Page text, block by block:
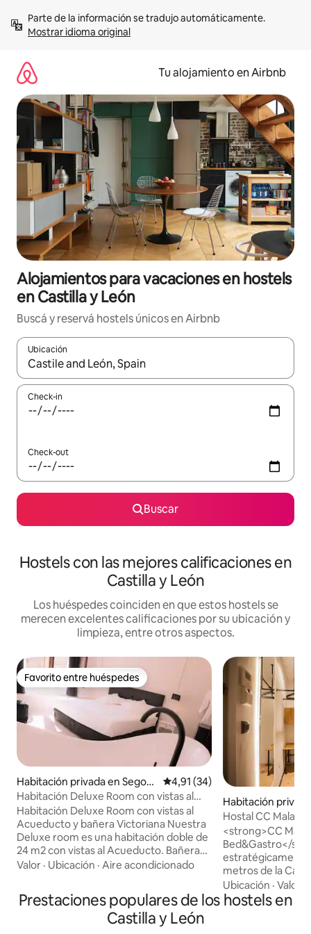
contenidoMostrar idioma original
Tu alojamiento en Airbnb
Alojamientos para vacaciones en hostels
en Castilla y León
Buscá y reservá hostels únicos en Airbnb
Ubicación
Cuando los resultados estén disponibles, navegá con las
Check-in
Check-out
Buscar
Hostels con las mejores calificaciones en
Castilla y León
Los huéspedes coinciden en que estos hostels se
merecen excelentes calificaciones por su ubicación y
limpieza, entre otros aspectos.
Favorito entre huéspedes
Favorito entre huéspedes
Habitación privada en Segovi
a
Calificación promedio: 4,91 de
4,91 (34)
Habitación Deluxe Room con vistas al
Acueducto
Habitación Deluxe Room con vistas al
Acueducto y bañera Victoriana Nuestra
Deluxe room es una habitación doble de
24 m2 con vistas al Acueducto. Bañera
estilo victoriano y un banco mirador.
confort . Wifi de alta velocidad,
Televisión led 42” con Smart tv, Aire
acondicionado ultra silence, calefacción
Valor · Ubicación · Aire acondicionado
Habitación
rsidad
Hostal CC
económica .
Reembolsable
<strong>CC
Bed&Gastro</
estratégicamente
metros de la
Calle Gran Vía,
Madrid. En los
cafeterías y
Ubicación ·Valor
Prestaciones populares de los hostels en
Castilla y León